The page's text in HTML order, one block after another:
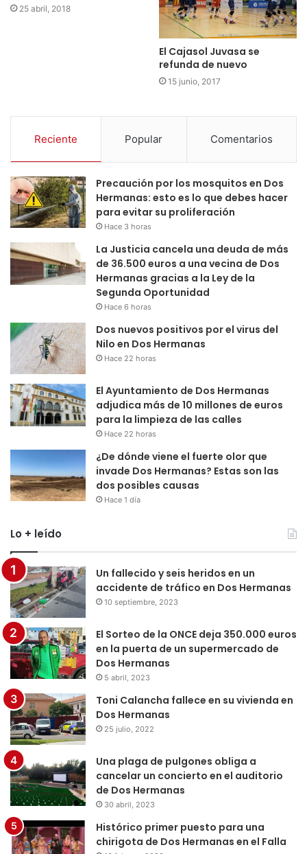
25 abril, 2018
El Cajasol Juvasa se
refunda de nuevo
15 junio, 2017
Reciente Popular Comentarios
Precaución por los mosquitos en Dos
Hermanas: esto es lo que debes hacer
para evitar su proliferación
Hace 3 horas
La Justicia cancela una deuda de más
de 36.500 euros a una vecina de Dos
Hermanas gracias a la Ley de la
Segunda Oportunidad
Hace 6 horas
Dos nuevos positivos por el virus del
Nilo en Dos Hermanas
Hace 22 horas
El Ayuntamiento de Dos Hermanas
adjudica más de 10 millones de euros
para la limpieza de las calles
Hace 22 horas
¿De dónde viene el fuerte olor que
invade Dos Hermanas? Estas son las
dos posibles causas
Hace 1 día
Lo + leído
Un fallecido y seis heridos en un
accidente de tráfico en Dos Hermanas
10 septiembre, 2023
El Sorteo de la ONCE deja 350.000 euros
en la puerta de un supermercado de
Dos Hermanas
5 abril, 2023
Toni Calancha fallece en su vivienda en
Dos Hermanas
25 julio, 2022
Una plaga de pulgones obliga a
cancelar un concierto en el auditorio
de Dos Hermanas
30 abril, 2023
Histórico primer puesto para una
chirigota de Dos Hermanas en el Falla